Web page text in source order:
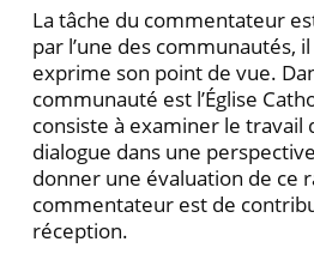
La tâche du commentateur
par l’une des communautés,
exprime son point de vue.
communauté est l’Église
consiste à examiner le travail
dialogue dans une
donner une évaluation de ce
commentateur est de
réception.